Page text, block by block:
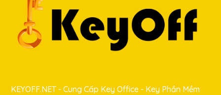
KEYOFF.NET - Cung Cấp Key Office - Key Phần Mềm